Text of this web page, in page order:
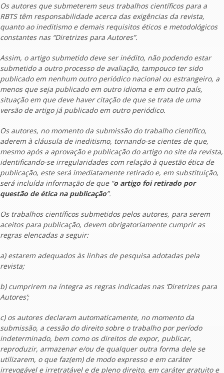
Os autores que submeterem seus trabalhos científicos para a
RBTS têm responsabilidade acerca das exigências da revista,
quanto ao ineditismo e demais requisitos éticos e metodológicos
constantes nas “Diretrizes para Autores”.
Assim, o artigo submetido deve ser inédito, não podendo estar
submetido a outro processo de avaliação, tampouco ter sido
publicado em nenhum outro periódico nacional ou estrangeiro, a
menos que seja publicado em outro idioma e em outro país,
situação em que deve haver citação de que se trata de uma
versão de artigo já publicado em outro periódico.
Os autores, no momento da submissão do trabalho científico,
aderem à cláusula de ineditismo, tornando-se cientes de que,
mesmo após a aprovação e publicação do artigo no site da revista,
identificando-se irregularidades com relação à questão ética de
publicação, este será imediatamente retirado e, em substituição,
será incluída informação de que “o artigo foi retirado por
questão de ética na publicação”.
Os trabalhos científicos submetidos pelos autores, para serem
aceitos para publicação, devem obrigatoriamente cumprir as
regras elencadas a seguir:
a) estarem adequados às linhas de pesquisa adotadas pela
revista;
b) cumprirem na íntegra as regras indicadas nas ‘Diretrizes para
Autores’;
c) os autores declaram automaticamente, no momento da
submissão, a cessão do direito sobre o trabalho por período
indeterminado, bem como os direitos de expor, publicar,
reproduzir, armazenar e/ou de qualquer outra forma dele se
utilizarem, o que faz(em) de modo expresso e em caráter
irrevogável e irretratável e de pleno direito, em caráter gratuito e